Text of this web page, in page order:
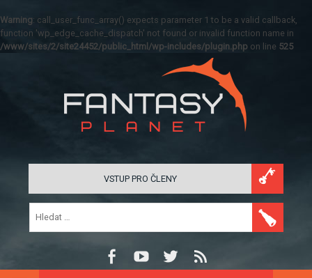
Warning: call_user_func_array() expects parameter 1 to be a valid callback,
function 'wp_edge_cache_dispatch' not found or invalid function name in
/www/sites/2/site24452/public_html/wp-includes/plugin.php on line 525
VSTUP PRO ČLENY